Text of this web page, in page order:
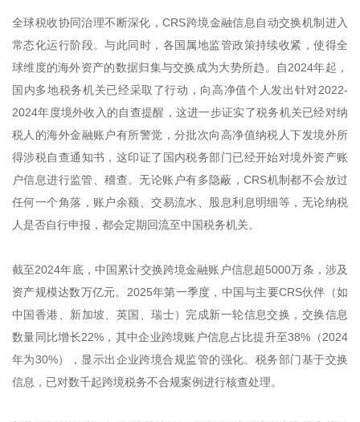
全球税收协同治理不断深化，CRS跨境金融信息自动交换机制进入
常态化运行阶段。与此同时，各国属地监管政策持续收紧，使得全
球维度的海外资产的数据归集与交换成为大势所趋。自2024年起，
国内多地税务机关已经采取了行动，向高净值个人发出针对2022-
2024年度境外收入的自查提醒，这进一步证实了税务机关已经对纳
税人的海外金融账户有所警觉，分批次向高净值纳税人下发境外所
得涉税自查通知书，这印证了国内税务部门已经开始对境外资产账
户信息进行监管、稽查。无论账户有多隐蔽，CRS机制都不会放过
任何一个角落，账户余额、交易流水、股息利息明细等，无论纳税
人是否自行申报，都会定期回流至中国税务机关。
截至2024年底，中国累计交换跨境金融账户信息超5000万条，涉及
资产规模达数万亿元。2025年第一季度，中国与主要CRS伙伴（如
中国香港、新加坡、英国、瑞士）完成新一轮信息交换，交换信息
数量同比增长22%，其中企业跨境账户信息占比提升至38%（2024
年为30%），显示出企业跨境合规监管的强化。税务部门基于交换
信息，已对数千起跨境税务不合规案例进行核查处理。